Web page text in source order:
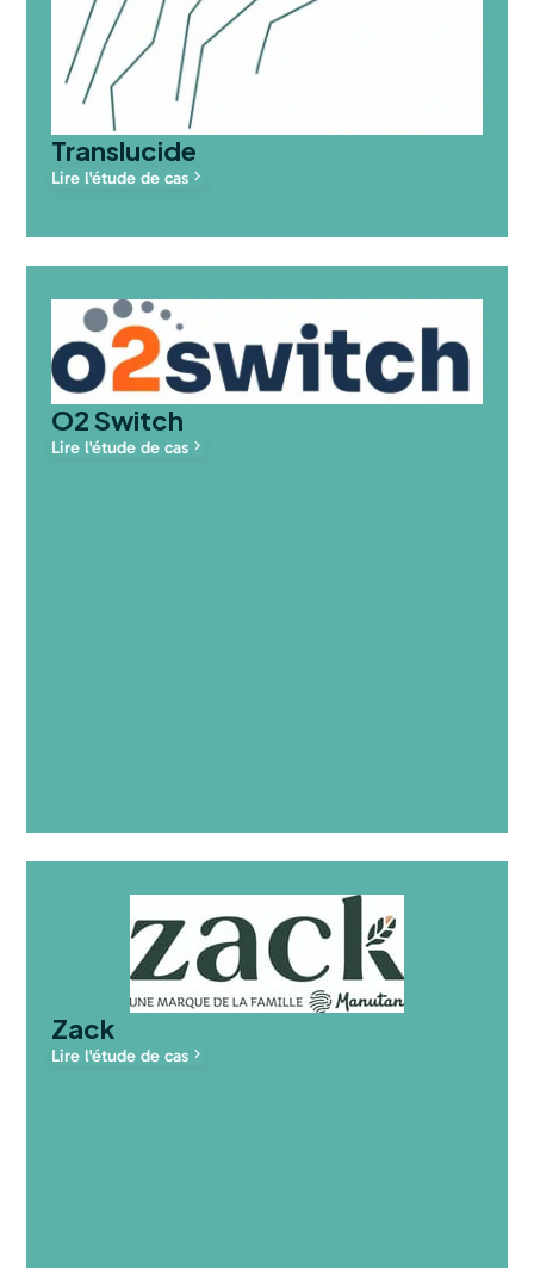
Translucide
Lire l'étude de cas
O2 Switch
Lire l'étude de cas
Zack
Lire l'étude de cas